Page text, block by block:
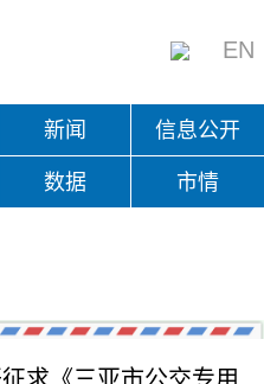
EN
新闻 信息公开
数据 市情